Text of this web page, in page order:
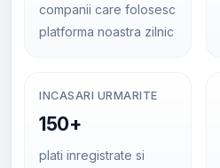
companii care folosesc
platforma noastra zilnic
INCASARI URMARITE
150+
plati inregistrate si